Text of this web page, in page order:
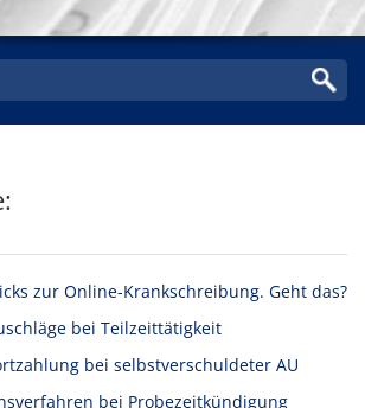
zur Online-Krankschreibung. Geht das?
bei Teilzeittätigkeit
bei selbstverschuldeter AU
bei Probezeitkündigung